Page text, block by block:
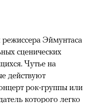
Эймунтаса
сценических
Чутье на
действуют
рок-группы или
которого легко